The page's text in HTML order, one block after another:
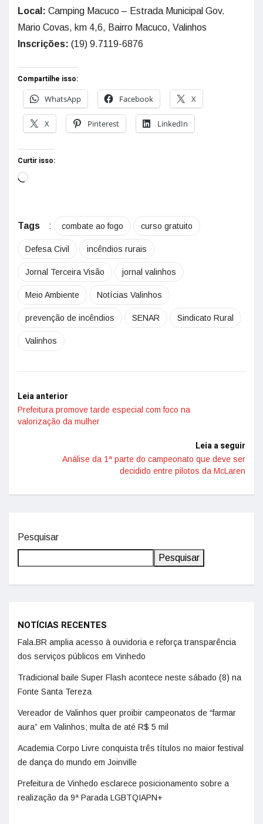
Local: Camping Macuco – Estrada Municipal Gov.
Mario Covas, km 4,6, Bairro Macuco, Valinhos
Inscrições: (19) 9.7119-6876
Compartilhe isso:
WhatsApp
Facebook X
X Pinterest LinkedIn
Curtir isso:
Tags : combate ao fogo curso gratuito
Defesa Civil incêndios rurais
Jornal Terceira Visão jornal valinhos
Meio Ambiente Notícias Valinhos
prevenção de incêndios SENAR Sindicato Rural
Valinhos
Leia anterior
Prefeitura promove tarde especial com foco na
valorização da mulher
Leia a seguir
Análise da 1ª parte do campeonato que deve ser
decidido entre pilotos da McLaren
Pesquisar
Pesquisar
NOTÍCIAS RECENTES
Fala.BR amplia acesso à ouvidoria e reforça transparência
dos serviços públicos em Vinhedo
Tradicional baile Super Flash acontece neste sábado (8) na
Fonte Santa Tereza
Vereador de Valinhos quer proibir campeonatos de “farmar
aura” em Valinhos; multa de até R$ 5 mil
Academia Corpo Livre conquista três títulos no maior festival
de dança do mundo em Joinville
Prefeitura de Vinhedo esclarece posicionamento sobre a
realização da 9ª Parada LGBTQIAPN+